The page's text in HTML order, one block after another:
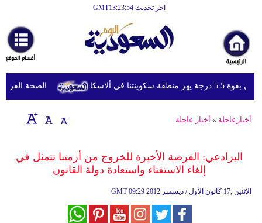
آخر تحديث GMT13:23:54
أخبارعاجلة
رياضة
ثقافة
إقتصاد
وموسيقى
الصحة الفرنسية يهز منطقة سكوينتنا في ألاسكا
أخبارعاجلة » أخبار عاجلة
البرادعي: الفرصة الأخيرة للخروج من أزمتنا تتمثل في
إلغاء الاستفتاء واستعادة دولة القانون
GMT 09:29 2012 الإثنين ,17 كانون الأول / ديسمبر